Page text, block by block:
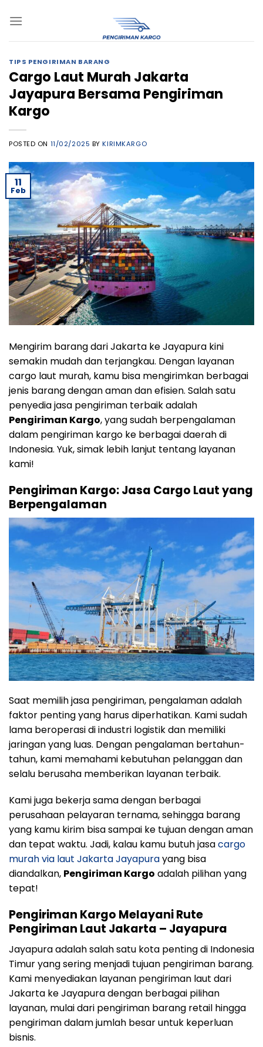
TIPS PENGIRIMAN BARANG
Cargo Laut Murah Jakarta
Jayapura Bersama Pengiriman
Kargo
POSTED ON 11/02/2025 BYKIRIMKARGO
11
Feb
Mengirim barang dari Jakarta ke Jayapura kini
semakin mudah dan terjangkau. Dengan layanan
cargo laut murah, kamu bisa mengirimkan berbagai
jenis barang dengan aman dan efisien. Salah satu
penyedia jasa pengiriman terbaik adalah
Pengiriman Kargo, yang sudah berpengalaman
dalam pengiriman kargo ke berbagai daerah di
Indonesia. Yuk, simak lebih lanjut tentang layanan
kami!
Pengiriman Kargo: Jasa Cargo Laut yang
Berpengalaman
Saat memilih jasa pengiriman, pengalaman adalah
faktor penting yang harus diperhatikan. Kami sudah
lama beroperasi di industri logistik dan memiliki
jaringan yang luas. Dengan pengalaman bertahun-
tahun, kami memahami kebutuhan pelanggan dan
selalu berusaha memberikan layanan terbaik.
Kami juga bekerja sama dengan berbagai
perusahaan pelayaran ternama, sehingga barang
yang kamu kirim bisa sampai ke tujuan dengan aman
dan tepat waktu. Jadi, kalau kamu butuh jasacargo
murah via laut Jakarta Jayapurayang bisa
diandalkan, Pengiriman Kargo adalah pilihan yang
tepat!
Pengiriman Kargo Melayani Rute
Pengiriman Laut Jakarta – Jayapura
Jayapura adalah salah satu kota penting di Indonesia
Timur yang sering menjadi tujuan pengiriman barang.
Kami menyediakan layanan pengiriman laut dari
Jakarta ke Jayapura dengan berbagai pilihan
layanan, mulai dari pengiriman barang retail hingga
pengiriman dalam jumlah besar untuk keperluan
bisnis.